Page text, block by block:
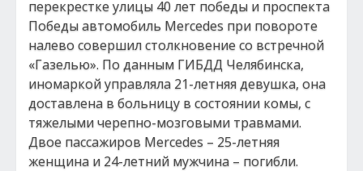
перекрестке улицы 40 лет победы и проспекта
Победы автомобиль Mercedes при повороте
налево совершил столкновение со встречной
«Газелью». По данным ГИБДД Челябинска,
иномаркой управляла 21-летняя девушка, она
доставлена в больницу в состоянии комы, с
тяжелыми черепно-мозговыми травмами.
Двое пассажиров Mercedes – 25-летняя
женщина и 24-летний мужчина – погибли.